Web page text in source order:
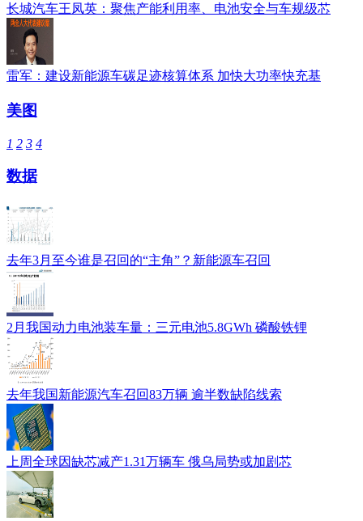
长城汽车王凤英：聚焦产能利用率、电池安全与车规级芯
雷军：建设新能源车碳足迹核算体系 加快大功率快充基
美图
1 2 3 4
数据
去年3月至今谁是召回的“主角”？新能源车召回
2月我国动力电池装车量：三元电池5.8GWh 磷酸铁锂
去年我国新能源汽车召回83万辆 逾半数缺陷线索
上周全球因缺芯减产1.31万辆车 俄乌局势或加剧芯